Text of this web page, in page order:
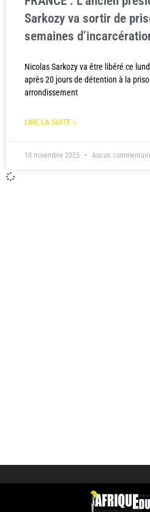
Sarkozy va sortir de
semaines
Nicolas Sarkozy va être libéré ce
après 20 jours de détention à la
arrondissement
LIRE LA SUITE »
10 novembre 2025 Aucun